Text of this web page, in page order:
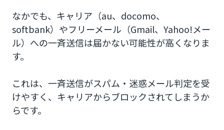
なかでも、キャリア（au、docomo、
softbank）やフリーメール（Gmail、Yahoo!メー
ル）への一斉送信は届かない可能性が高くなりま
す。
これは、一斉送信がスパム・迷惑メール判定を受
けやすく、キャリアからブロックされてしまうか
らです。